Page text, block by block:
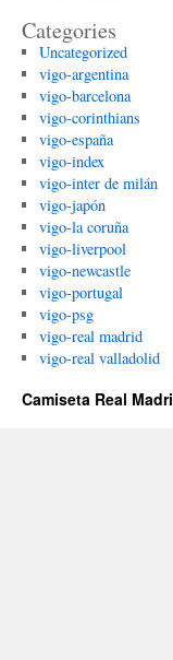
Categories
Uncategorized
vigo-argentina
vigo-barcelona
vigo-corinthians
vigo-españa
vigo-index
vigo-inter de milán
vigo-japón
vigo-la coruña
vigo-liverpool
vigo-newcastle
vigo-portugal
vigo-psg
vigo-real madrid
vigo-real valladolid
Camiseta Real